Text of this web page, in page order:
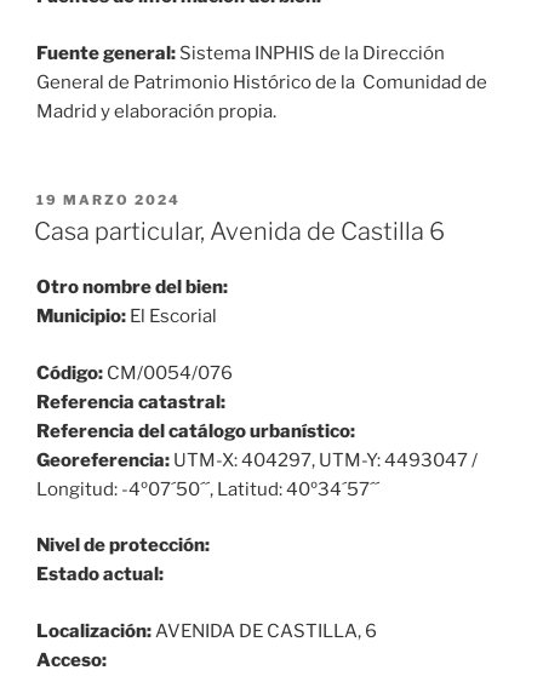
Fuente general: Sistema INPHIS de la Dirección
General de Patrimonio Histórico de la Comunidad de
Madrid y elaboración propia.
PUBLICADO
EL
19 MARZO 2024
Casa particular, Avenida de Castilla 6
Otro nombre del bien:
Municipio: El Escorial
Código: CM/0054/076
Referencia catastral:
Referencia del catálogo urbanístico:
Georeferencia: UTM-X: 404297, UTM-Y: 4493047 /
Longitud: -4º07´50´´, Latitud: 40º34´57´´
Nivel de protección:
Estado actual:
Localización: AVENIDA DE CASTILLA, 6
Acceso: